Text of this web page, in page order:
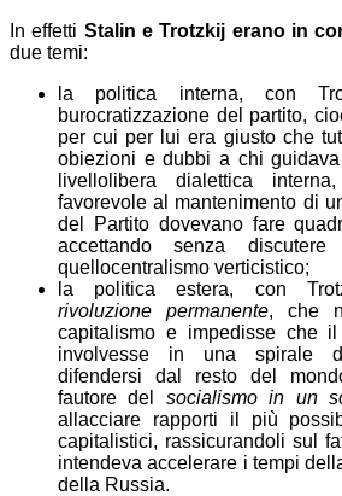
In effetti Stalin e Trotzkij erano in
due temi:
la politica interna, con
burocratizzazione del partito,
per cui per lui era giusto che
obiezioni e dubbi a chi
livello libera dialettica
favorevole al mantenimento di
del Partito dovevano fare
accettando senza
quellocentralismo verticistico;
la politica estera, con
rivoluzione permanente, che
capitalismo e impedisse che
involvesse in una spirale
difendersi dal resto del
fautore del socialismo in un
allacciare rapporti il più
capitalistici, rassicurandoli sul
intendeva accelerare i tempi
della Russia.